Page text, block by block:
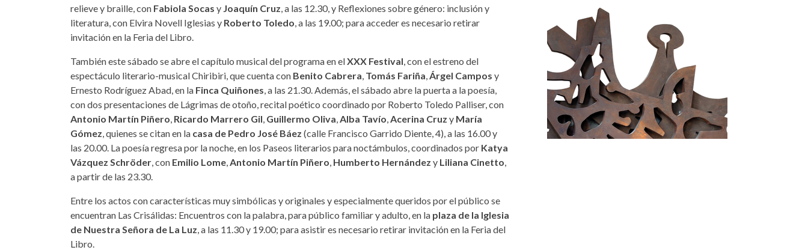
relieve y braille, con Fabiola Socas y Joaquín Cruz , a las 12.30, y Reflexiones sobre género: inclusión y
literatura, con Elvira Novell Iglesias y Roberto Toledo , a las 19.00; para acceder es necesario retirar
invitación en la Feria del Libro.
También este sábado se abre el capítulo musical del programa en elXXX Festival , con el estreno del
espectáculo literario-musical Chiribiri, que cuenta con Benito Cabrera Tomás Fariña Árgel Campos y
Ernesto Rodríguez Abad, en la Finca Quiñones , a las 21.30. Además, el sábado abre la puerta a la poesía,
con dos presentaciones de Lágrimas de otoño, recital poético coordinado por Roberto Toledo Palliser, con
Antonio Martín Piñero Ricardo Marrero Gil Guillermo Oliva Alba Tavío Acerina Cruz y María
Gómez , quienes se citan en la casa de Pedro José Báez (calle Francisco Garrido Diente, 4), a las 16.00 y
las 20.00. La poesía regresa por la noche, en los Paseos literarios para noctámbulos, coordinados por Katya
Vázquez Schröder , con Emilio Lome Antonio Martín Piñero Humberto Hernández y Liliana Cinetto
a partir de las 23.30.
Entre los actos con características muy simbólicas y originales y especialmente queridos por el público se
encuentran Las Crisálidas: Encuentros con la palabra, para público familiar y adulto, en la plaza de la Iglesia
de Nuestra Señora de La Luz , a las 11.30 y 19.00; para asistir es necesario retirar invitación en la Feria del
Libro.